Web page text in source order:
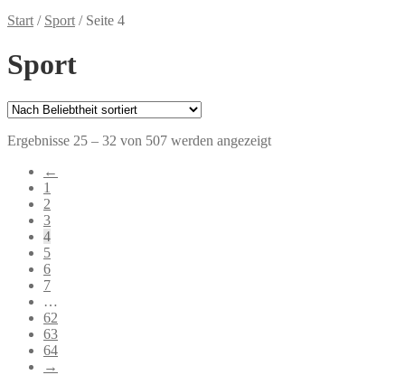
Start / Sport / Seite 4
Sport
Ergebnisse 25 – 32 von 507 werden angezeigtNach
←
1
2
3
4
5
6
7
…
62
63
64
→